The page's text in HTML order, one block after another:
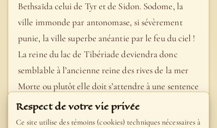
Bethsaïda celui de Tyr et de Sidon. Sodome, la
ville immonde par antonomase, si sévèrement
punie, la ville superbe anéantie par le feu du ciel !
La reine du lac de Tibériade deviendra donc
semblable à l’ancienne reine des rives de la mer
Morte ou plutôt elle doit s’attendre à une sentence
plus terrible encore ! « Et en effet, dit Stanley,
Sinaï and Palestine, ch. 10, en un sens le jour du
Respect de votre vie privée
Ce site utilise des témoins (cookies) techniques nécessaires à